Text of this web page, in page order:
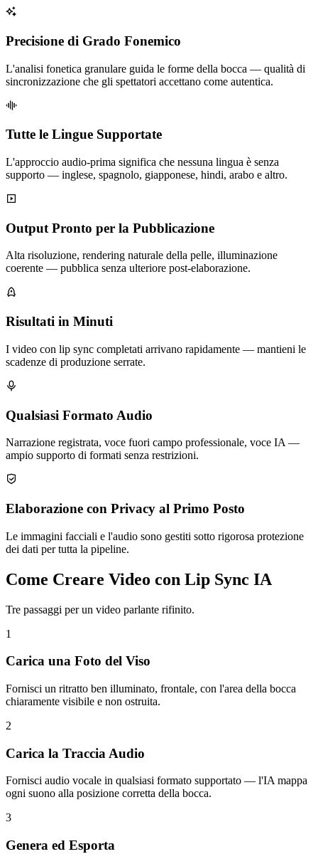
Precisione di Grado Fonemico
L'analisi fonetica granulare guida le forme della bocca — qualità di
sincronizzazione che gli spettatori accettano come autentica.
Tutte le Lingue Supportate
L'approccio audio-prima significa che nessuna lingua è senza
supporto — inglese, spagnolo, giapponese, hindi, arabo e altro.
Output Pronto per la Pubblicazione
Alta risoluzione, rendering naturale della pelle, illuminazione
coerente — pubblica senza ulteriore post-elaborazione.
Risultati in Minuti
I video con lip sync completati arrivano rapidamente — mantieni le
scadenze di produzione serrate.
Qualsiasi Formato Audio
Narrazione registrata, voce fuori campo professionale, voce IA —
ampio supporto di formati senza restrizioni.
Elaborazione con Privacy al Primo Posto
Le immagini facciali e l'audio sono gestiti sotto rigorosa protezione
dei dati per tutta la pipeline.
Come Creare Video con Lip Sync IA
Tre passaggi per un video parlante rifinito.
1
Carica una Foto del Viso
Fornisci un ritratto ben illuminato, frontale, con l'area della bocca
chiaramente visibile e non ostruita.
2
Carica la Traccia Audio
Fornisci audio vocale in qualsiasi formato supportato — l'IA mappa
ogni suono alla posizione corretta della bocca.
3
Genera ed Esporta